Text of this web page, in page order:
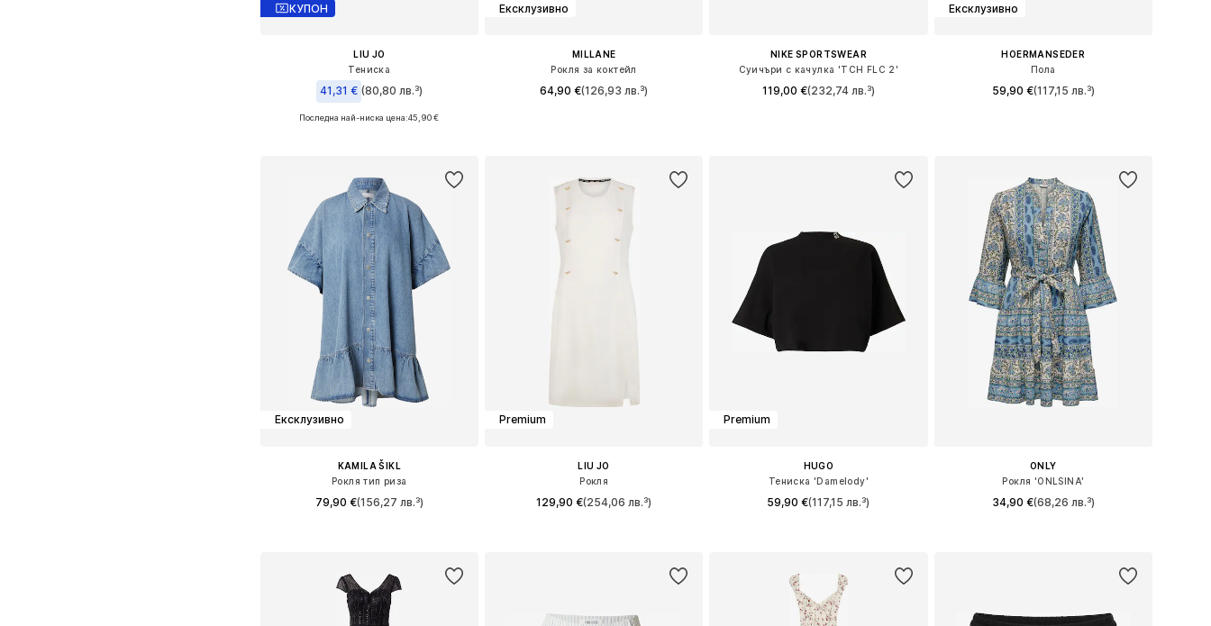
КУПОН
LIU JO
Тениска
41,31 € (80,80 лв.³)
Налични размери: XS, S, M, L, XL, XXL
Последна най-ниска цена:45,90 €
Ексклузивно
MILLANE
Рокля за коктейл
64,90 €(126,93 лв.³)
NIKE SPORTSWEAR
Суичъри с качулка 'TCH FLC 2'
119,00 €(232,74 лв.³)
Ексклузивно
HOERMANSEDER
Пола
59,90 €(117,15 лв.³)
Ексклузивно
KAMILA ŠIKL
Рокля тип риза
79,90 €(156,27 лв.³)
Premium
LIU JO
Рокля
129,90 €(254,06 лв.³)
Premium
HUGO
Тениска 'Damelody'
59,90 €(117,15 лв.³)
ONLY
Рокля 'ONLSINA'
34,90 €(68,26 лв.³)